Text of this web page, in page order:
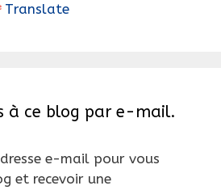
Translate
à ce blog par e-mail.
e-mail pour vous
et recevoir une